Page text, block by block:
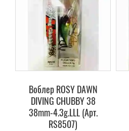
Воблер ROSY DAWN
DIVING CHUBBY 38
38mm-4.3g.LLL (Арт.
RS8507)